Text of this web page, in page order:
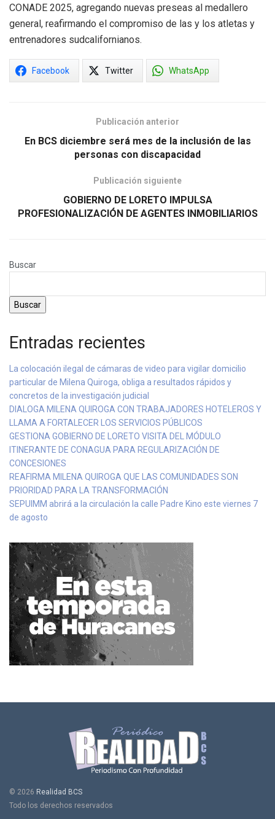
CONADE 2025, agregando nuevas preseas al medallero
general, reafirmando el compromiso de las y los atletas y
entrenadores sudcalifornianos.
Facebook Twitter WhatsApp
Publicación anterior
En BCS diciembre será mes de la inclusión de las
personas con discapacidad
Publicación siguiente
GOBIERNO DE LORETO IMPULSA
PROFESIONALIZACIÓN DE AGENTES INMOBILIARIOS
Buscar
Buscar
Entradas recientes
La colocación ilegal de cámaras de video para vigilar domicilio
particular de Milena Quiroga, obliga a resultados rápidos y
concretos de la investigación judicial
DIALOGA MILENA QUIROGA CON TRABAJADORES HOTELEROS Y
LLAMA A FORTALECER LOS SERVICIOS PÚBLICOS
GESTIONA GOBIERNO DE LORETO VISITA DEL MÓDULO
ITINERANTE DE CONAGUA PARA REGULARIZACIÓN DE
CONCESIONES
REAFIRMA MILENA QUIROGA QUE LAS COMUNIDADES SON
PRIORIDAD PARA LA TRANSFORMACIÓN
SEPUIMM abrirá a la circulación la calle Padre Kino este viernes 7
de agosto
© 2026 Realidad BCS
Todo los derechos reservados